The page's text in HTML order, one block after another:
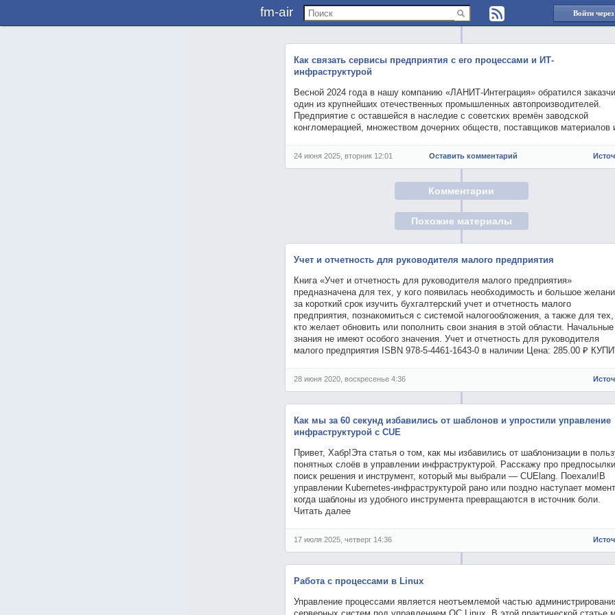
fm-air Войти
Как связать сервисы предприятия с его процессами и ИТ-
инфраструктурой
Весной 2024 года в нашу компанию «ЛАНИТ-Интеграция» обратился
один из крупнейших отечественных промышленных автопроизводителей.
Предприятие с оставшейся в наследие с советских времён заводской
конгломерацией, множеством дочерних обществ, поставщиков
24 июня 2025, вторник 12:01 Оставить комментарий
Комментарии
Похожие материалы
Учет и отчетность для руководителя малого предприятия
Книга «Учет и отчетность для руководителя малого предприятия»
предназначена для тех, у кого появилась необходимость и большое
за короткий срок изучить бухгалтерский учет и отчетность малого
предприятия, познакомиться с системой налогообложения, а также для тех,
кто желает обновить или пополнить свои знания в этой области. Начальные
знания не имеют особого значения. Учет и отчетность для руководителя
малого предприятия ISBN 978-5-4461-1643-0 в наличии Цена: 285.00 ₽
28 июня 2020, воскресенье 4:36
Как мы за 60 секунд избавились от шаблонов и упростили управление
инфраструктурой с CUE
Привет, Хабр!Эта статья о том, как мы избавились от шаблонизации в
понятных слоёв в управлении инфраструктурой. Расскажу про предпосылки,
поиск решения и инструмент, который мы выбрали — CUElang. Поехали!В
управлении Kubernetes-инфраструктурой рано или поздно наступает момент,
когда шаблоны из удобного инструмента превращаются в источник боли.
Читать далее
17 июля 2025, четверг 14:36
Работа с процессами в Linux
Управление процессами является неотъемлемой частью